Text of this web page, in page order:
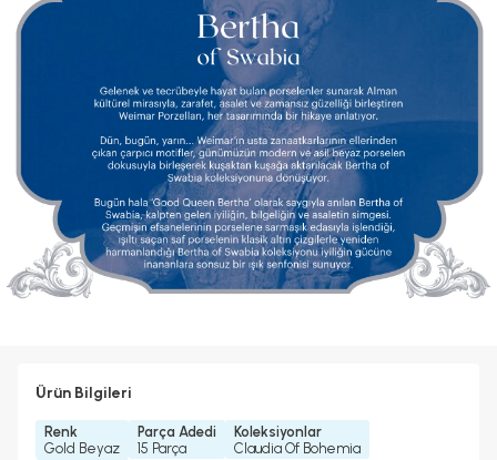
Ürün Bilgileri
Renk
Gold Beyaz
Parça Adedi
15 Parça
Koleksiyonlar
Claudia Of Bohemia